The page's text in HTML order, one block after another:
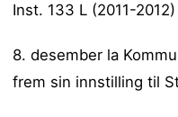
Inst. 133 L (2011-2012)
8. desember la
frem sin innstilling til